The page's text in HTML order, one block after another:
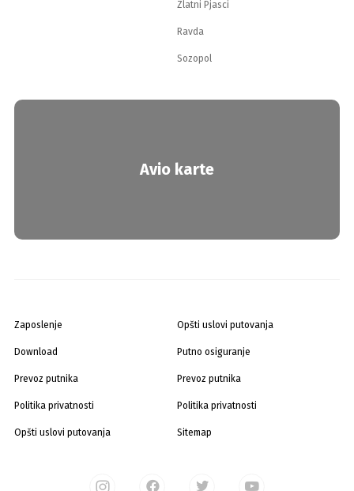
Zlatni Pjasci
Ravda
Sozopol
Avio karte
Zaposlenje
Download
Prevoz putnika
Politika privatnosti
Opšti uslovi putovanja
Opšti uslovi putovanja
Putno osiguranje
Prevoz putnika
Politika privatnosti
Sitemap